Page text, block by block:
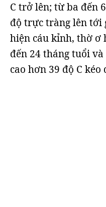
C trở lên; từ ba đến
độ trực tràng lên tới
hiện cáu kỉnh, thờ ơ
đến 24 tháng tuổi
cao hơn 39 độ C